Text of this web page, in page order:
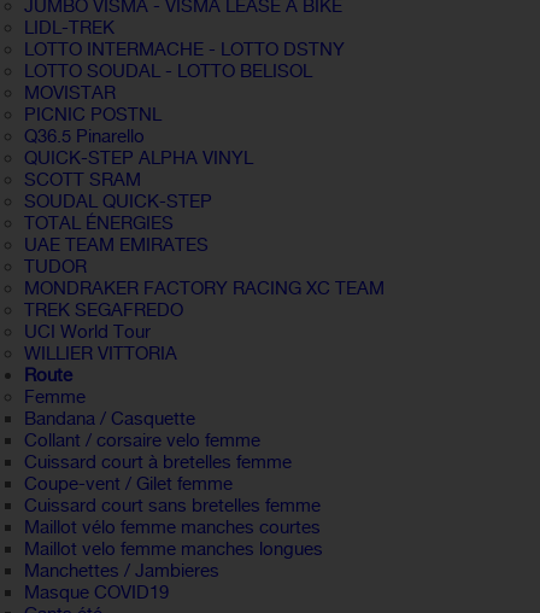
JUMBO VISMA - VISMA LEASE A BIKE
LIDL-TREK
LOTTO INTERMACHE - LOTTO DSTNY
LOTTO SOUDAL - LOTTO BELISOL
MOVISTAR
PICNIC POSTNL
Q36.5 Pinarello
QUICK-STEP ALPHA VINYL
SCOTT SRAM
SOUDAL QUICK-STEP
TOTAL ÉNERGIES
UAE TEAM EMIRATES
TUDOR
MONDRAKER FACTORY RACING XC TEAM
TREK SEGAFREDO
UCI World Tour
WILLIER VITTORIA
Route
Femme
Bandana / Casquette
Collant / corsaire velo femme
Cuissard court à bretelles femme
Coupe-vent / Gilet femme
Cuissard court sans bretelles femme
Maillot vélo femme manches courtes
Maillot velo femme manches longues
Manchettes / Jambieres
Masque COVID19